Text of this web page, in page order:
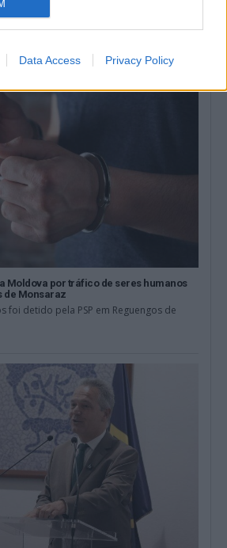
Data Access Privacy Policy
(Santiago do cacém)
restauração e bebidas situado na
concelho de...
Moldova por tráfico de seres humanos
de Monsaraz
foi detido pela PSP em Reguengos de